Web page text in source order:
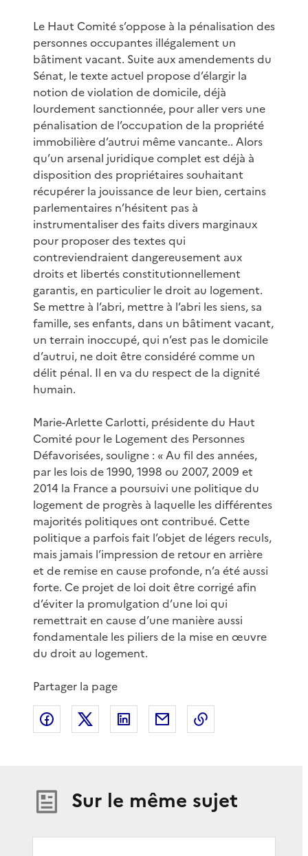
Le Haut Comité s’oppose à la pénalisation des
personnes occupantes illégalement un
bâtiment vacant. Suite aux amendements du
Sénat, le texte actuel propose d’élargir la
notion de violation de domicile, déjà
lourdement sanctionnée, pour aller vers une
pénalisation de l’occupation de la propriété
immobilière d’autrui même vancante.. Alors
qu’un arsenal juridique complet est déjà à
disposition des propriétaires souhaitant
récupérer la jouissance de leur bien, certains
parlementaires n’hésitent pas à
instrumentaliser des faits divers marginaux
pour proposer des textes qui
contreviendraient dangereusement aux
droits et libertés constitutionnellement
garantis, en particulier le droit au logement.
Se mettre à l’abri, mettre à l’abri les siens, sa
famille, ses enfants, dans un bâtiment vacant,
un terrain inoccupé, qui n’est pas le domicile
d’autrui, ne doit être considéré comme un
délit pénal. Il en va du respect de la dignité
humain.
Marie-Arlette Carlotti, présidente du Haut
Comité pour le Logement des Personnes
Défavorisées, souligne : « Au fil des années,
par les lois de 1990, 1998 ou 2007, 2009 et
2014 la France a poursuivi une politique du
logement de progrès à laquelle les différentes
majorités politiques ont contribué. Cette
politique a parfois fait l’objet de légers reculs,
mais jamais l’impression de retour en arrière
et de remise en cause profonde, n’a été aussi
forte. Ce projet de loi doit être corrigé afin
d’éviter la promulgation d’une loi qui
remettrait en cause d’une manière aussi
fondamentale les piliers de la mise en œuvre
du droit au logement.
Partager la page
Partager sur Facebook
Partager sur XPartager sur LinkedIn
Partager par email
Sur le même sujet